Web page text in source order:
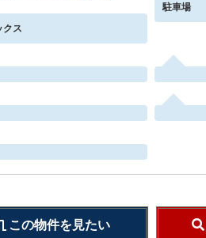
クス
駐車場
この物件を見たい